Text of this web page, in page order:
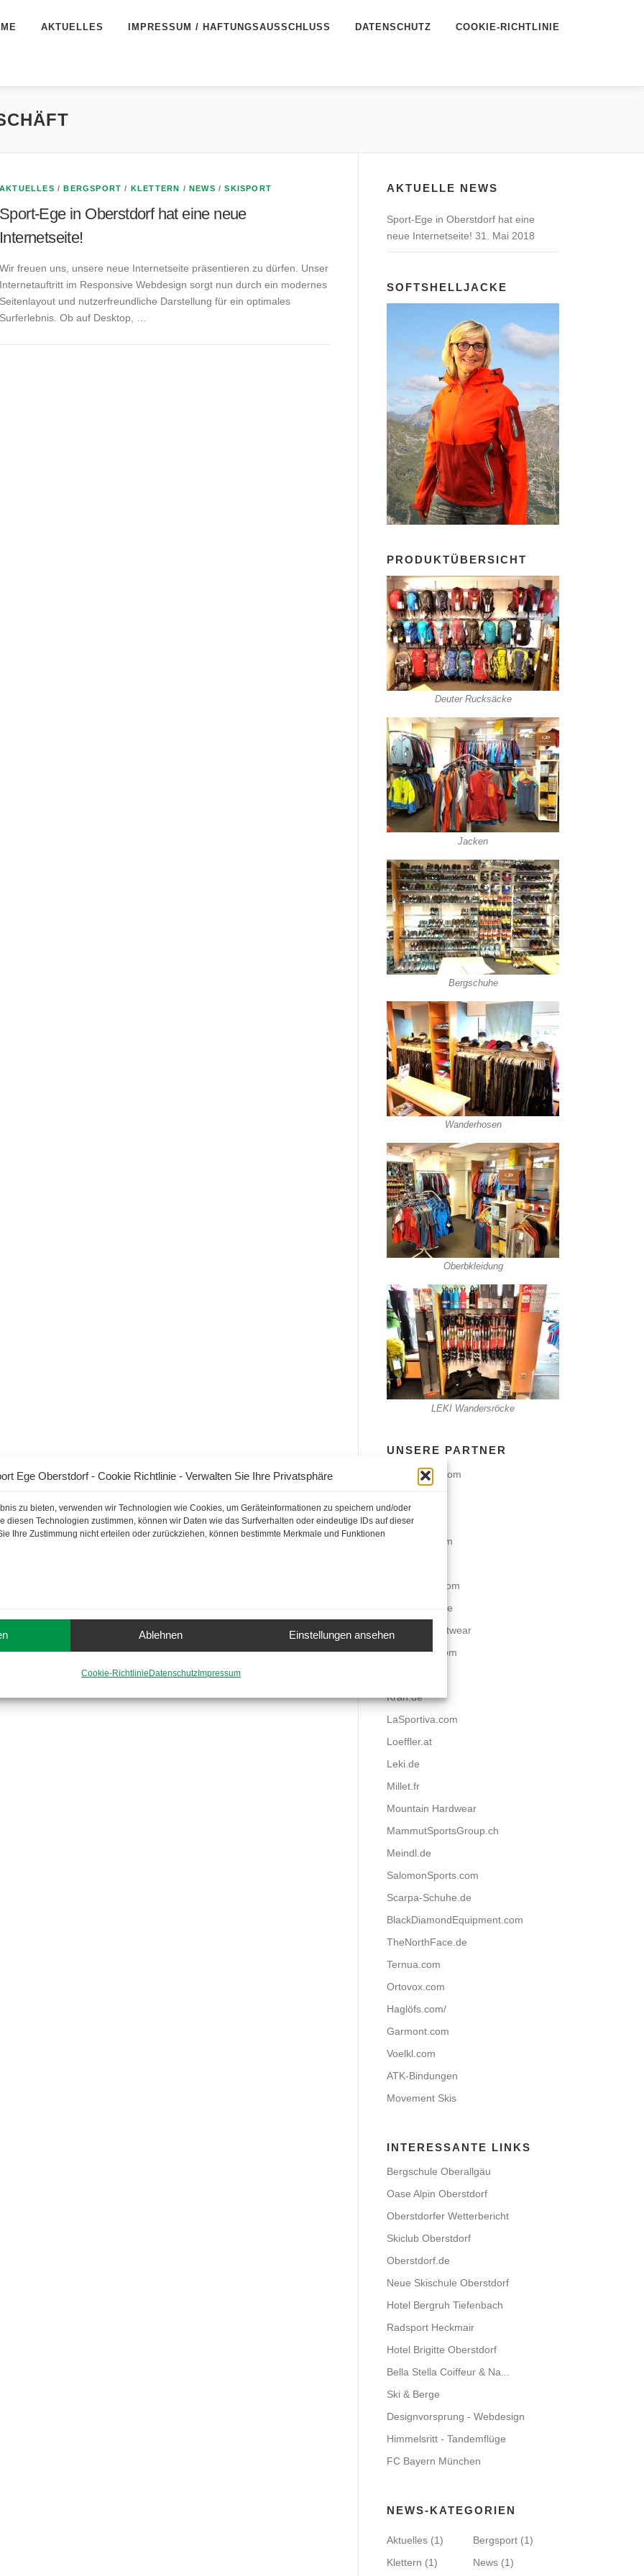
Ege Oberstdorf - Cookie Richtlinie - Verwalten Sie Ihre Privatsphäre
zu bieten, verwenden wir Technologien wie Cookies, um Geräteinformationen zu speichern und/oder
diesen Technologien zustimmen, können wir Daten wie das Surfverhalten oder eindeutige IDs auf dieser
Ihre Zustimmung nicht erteilen oder zurückziehen, können bestimmte Merkmale und Funktionen
Ablehnen Einstellungen ansehen
Cookie-RichtlinieDatenschutzImpressum
AKTUELLES IMPRESSUM / HAFTUNGSAUSSCHLUSS DATENSCHUTZ COOKIE-RICHTLINIE
AKTUELLES /BERGSPORT / KLETTERN /NEWS /SKISPORT
Sport-Ege in Oberstdorf hat eine neue
Internetseite!
Wir freuen uns, unsere neue Internetseite präsentieren zu dürfen. Unser
Internetauftritt im Responsive Webdesign sorgt nun durch ein modernes
Seitenlayout und nutzerfreundliche Darstellung für ein optimales
Surferlebnis. Ob auf Desktop, …
AKTUELLE NEWS
Sport-Ege in Oberstdorf hat eine
neue Internetseite! 31. Mai 2018
SOFTSHELLJACKE
PRODUKTÜBERSICHT
Deuter Rucksäcke
Jacken
Bergschuhe
Wanderhosen
Oberbkleidung
LEKI Wandersröcke
UNSERE PARTNER
ABS-Airbag.com
Deuter.com
Berghaus.com
Fischer-Ski.com
Fjall-Raven.de
HanWag Footwear
Icebreaker.com
Krah.de
LaSportiva.com
Loeffler.at
Leki.de
Millet.fr
Mountain Hardwear
MammutSportsGroup.ch
Meindl.de
SalomonSports.com
Scarpa-Schuhe.de
BlackDiamondEquipment.com
TheNorthFace.de
Ternua.com
Ortovox.com
Haglöfs.com/
Garmont.com
Voelkl.com
ATK-Bindungen
Movement Skis
INTERESSANTE LINKS
Bergschule Oberallgäu
Oase Alpin Oberstdorf
Oberstdorfer Wetterbericht
Skiclub Oberstdorf
Oberstdorf.de
Neue Skischule Oberstdorf
Hotel Bergruh Tiefenbach
Radsport Heckmair
Hotel Brigitte Oberstdorf
Bella Stella Coiffeur & Na...
Ski & Berge
Designvorsprung - Webdesign
Himmelsritt - Tandemflüge
FC Bayern München
NEWS-KATEGORIEN
Aktuelles (1) Bergsport (1)
Klettern (1) News (1)